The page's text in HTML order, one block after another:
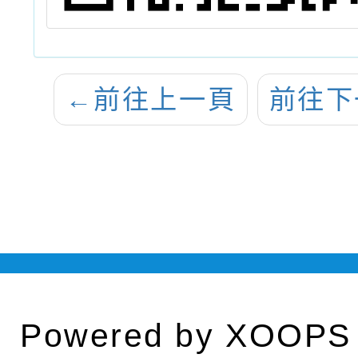
← 前往上一頁 前往
Powered by XOOPS